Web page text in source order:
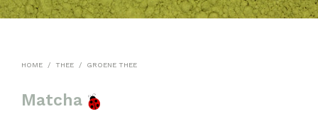
HOME / THEE / GROENE THEE
Matcha